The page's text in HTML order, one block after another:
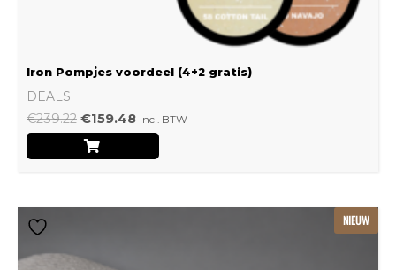
Iron Pompjes voordeel (4+2 gratis)
DEALS
€239.22 €159.48 Incl. BTW
NIEUW